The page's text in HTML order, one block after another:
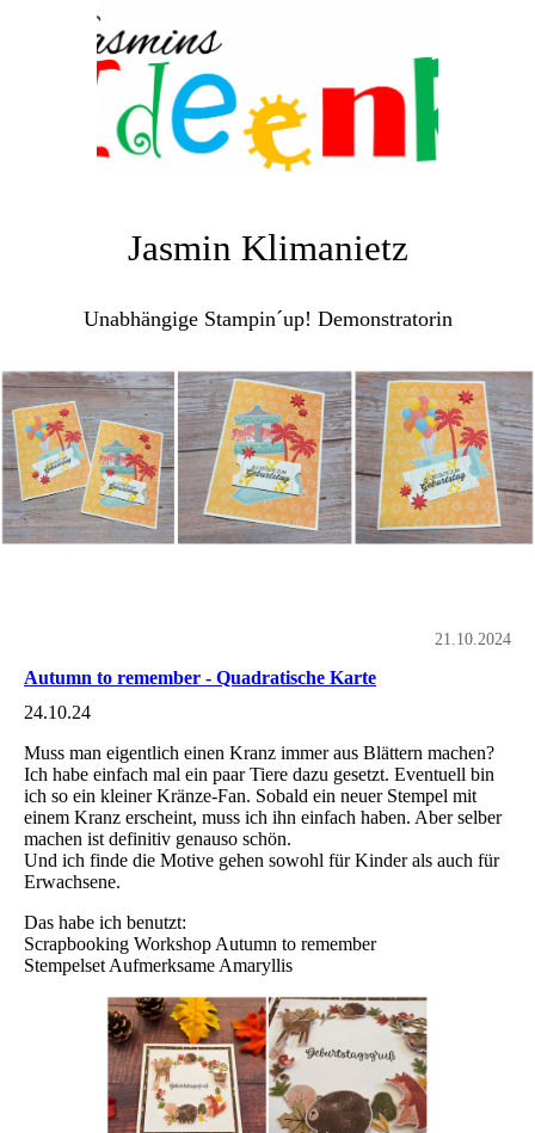
Jasmin Klimanietz
Unabhängige Stampin´up! Demonstratorin
21.10.2024
Autumn to remember - Quadratische Karte
24.10.24
Muss man eigentlich einen Kranz immer aus Blättern machen?
Ich habe einfach mal ein paar Tiere dazu gesetzt. Eventuell bin
ich so ein kleiner Kränze-Fan. Sobald ein neuer Stempel mit
einem Kranz erscheint, muss ich ihn einfach haben. Aber selber
machen ist definitiv genauso schön.
Und ich finde die Motive gehen sowohl für Kinder als auch für
Erwachsene.
Das habe ich benutzt:
Scrapbooking Workshop Autumn to remember
Stempelset Aufmerksame Amaryllis